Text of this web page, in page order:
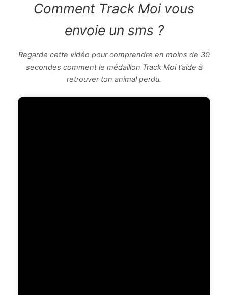
Comment Track Moi vous
envoie un sms ?
Regarde cette vidéo pour comprendre en moins de 30
secondes comment le médaillon Track Moi t’aide à
retrouver ton animal perdu.